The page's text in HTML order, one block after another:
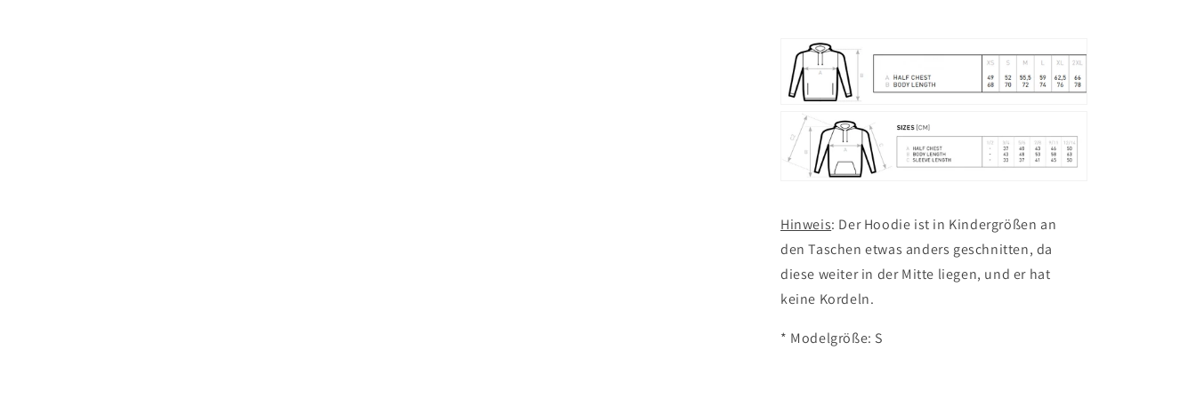
Hinweis: Der Hoodie ist in Kindergrößen an
den Taschen etwas anders geschnitten, da
diese weiter in der Mitte liegen, und er hat
keine Kordeln.
* Modelgröße: S